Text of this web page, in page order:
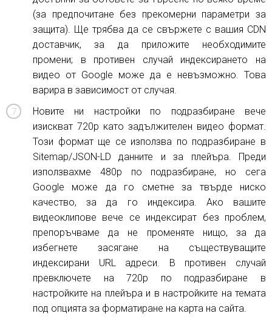
(за предпочитане без прекомерни параметри за
защита). Ще трябва да се свържете с вашия CDN
доставчик, за да приложите необходимите
промени; в противен случай индексирането на
видео от Google може да е невъзможно. Това
варира в зависимост от случая.
Новите ни настройки по подразбиране вече
изискват 720p като задължителен видео формат.
Този формат ще се използва по подразбиране в
Sitemap/JSON-LD данните и за плейъра. Преди
използвахме 480p по подразбиране, но сега
Google може да го сметне за твърде ниско
качество, за да го индексира. Ако вашите
видеоклипове вече се индексират без проблем,
препоръчваме да не променяте нищо, за да
избегнете засягане на съществуващите
индексирани URL адреси. В противен случай
превключете на 720p по подразбиране в
настройките на плейъра и в настройките на темата
под опцията за форматиране на карта на сайта.